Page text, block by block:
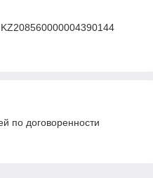
по договоренности